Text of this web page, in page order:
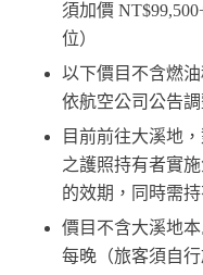
須加價
位）
以下價目不含燃
依航空公司公告調
目前前往大溪地
之護照持有者實
的效期，同時需
價目不含大溪地
每晚（旅客須自行